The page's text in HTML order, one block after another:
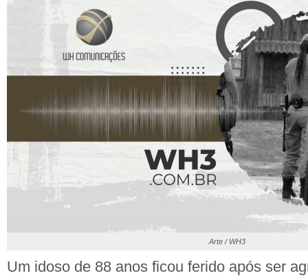
Arte / WH3
Um idoso de 88 anos ficou ferido após ser